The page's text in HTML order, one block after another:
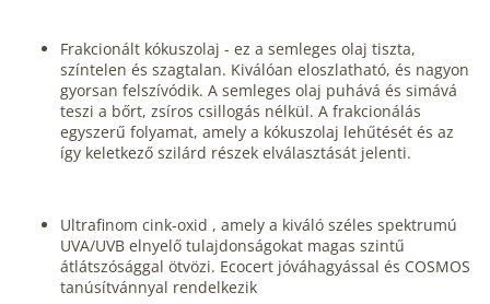
Frakcionált kókuszolaj - ez a semleges olaj tiszta,
színtelen és szagtalan. Kiválóan eloszlatható, és nagyon
gyorsan felszívódik. A semleges olaj puhává és simává
teszi a bőrt, zsíros csillogás nélkül. A frakcionálás
egyszerű folyamat, amely a kókuszolaj lehűtését és az
így keletkező szilárd részek elválasztását jelenti.
Ultrafinom cink-oxid , amely a kiváló széles spektrumú
UVA/UVB elnyelő tulajdonságokat magas szintű
átlátszósággal ötvözi. Ecocert jóváhagyással és COSMOS
tanúsítvánnyal rendelkezik